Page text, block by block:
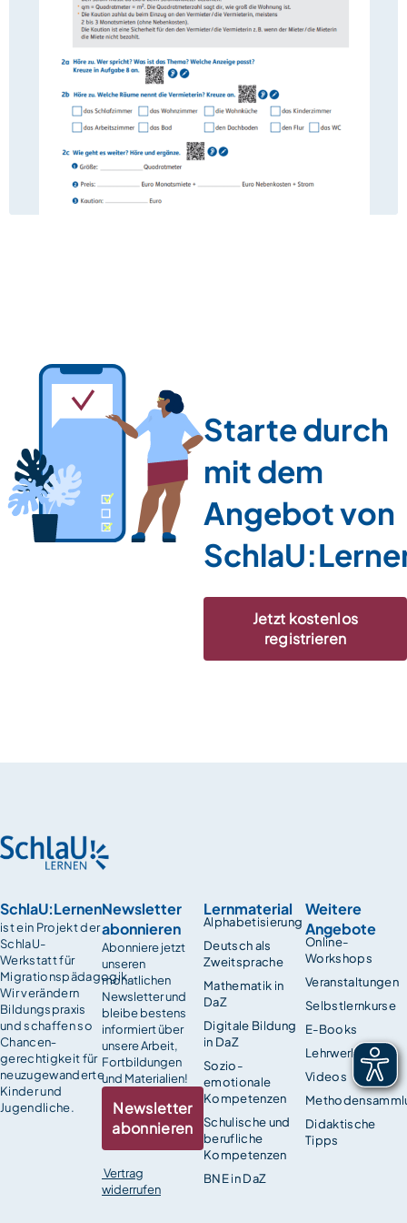
Starte durch
mit dem
Angebot von
Jetzt kostenlos
registrieren
SchlaU:Lernen
ist ein Projekt der
SchlaU-
Werkstatt für
Migrationspädagogik.
Wir verändern
Bildungspraxis
und schaffen so
Chancen­
gerechtigkeit für
neuzugewanderte
Kinder und
Jugendliche.
Lernmaterial
Alphabetisierung
Deutsch als
Zweitsprache
Mathematik in
DaZ
Digitale Bildung
in DaZ
Sozio-
emotionale
Kompetenzen
Schulische und
berufliche
Kompetenzen
BNE in DaZ
Weitere
Angebote
Online-
Workshops
Veranstaltungen
Selbstlernkurse
E-Books
Lehrwerke
Videos
Didaktische
Tipps
Newsletter
abonnieren
Abonniere jetzt
unseren
monatlichen
Newsletter und
bleibe bestens
informiert über
unsere Arbeit,
Fortbildungen
und Materialien!
Newsletter
abonnieren
Vertrag
widerrufen